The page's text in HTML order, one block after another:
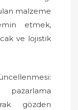
malzeme
etmek,
ve lojistik
gözden